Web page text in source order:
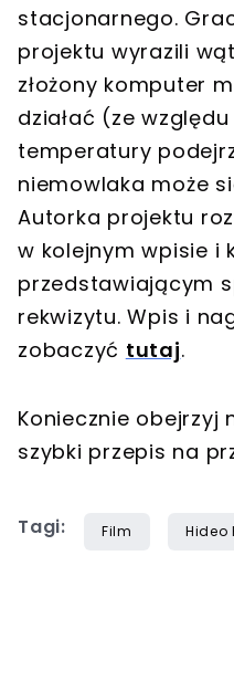
stacjonarnego.
projektu wyrazili
złożony komputer
działać (ze
temperatury
niemowlaka może
Autorka projektu
w kolejnym wpisie i
przedstawiającym
rekwizytu. Wpis i
zobaczyć tutaj.
Koniecznie obejrzyj
szybki przepis na
Tagi: Film Hideo